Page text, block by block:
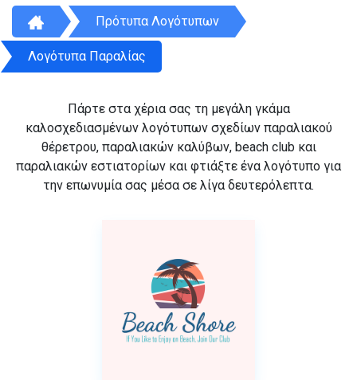
Πρότυπα Λογότυπων
Λογότυπα Παραλίας
Πάρτε στα χέρια σας τη μεγάλη γκάμα
καλοσχεδιασμένων λογότυπων σχεδίων παραλιακού
θέρετρου, παραλιακών καλύβων, beach club και
παραλιακών εστιατορίων και φτιάξτε ένα λογότυπο για
την επωνυμία σας μέσα σε λίγα δευτερόλεπτα.